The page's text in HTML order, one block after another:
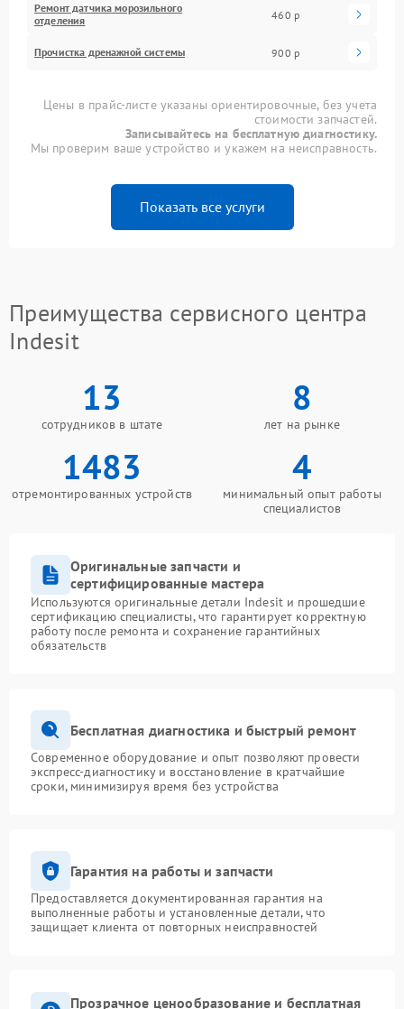
Ремонт датчика морозильного
отделения
460 р
Прочистка дренажной системы 900 р
Цены в прайс-листе указаны ориентировочные, без учета
стоимости запчастей.
Записывайтесь на бесплатную диагностику.
Мы проверим ваше устройство и укажем на неисправность.
Показать все услуги
Преимущества сервисного центра
Indesit
13
сотрудников в штате
8
лет на рынке
1483
отремонтированных устройств
4
минимальный опыт работы
специалистов
Оригинальные запчасти и
сертифицированные мастера
Используются оригинальные детали Indesit и прошедшие
сертификацию специалисты, что гарантирует корректную
работу после ремонта и сохранение гарантийных
обязательств
Бесплатная диагностика и быстрый ремонт
Современное оборудование и опыт позволяют провести
экспресс-диагностику и восстановление в кратчайшие
сроки, минимизируя время без устройства
Гарантия на работы и запчасти
Предоставляется документированная гарантия на
выполненные работы и установленные детали, что
защищает клиента от повторных неисправностей
Прозрачное ценообразование и бесплатная